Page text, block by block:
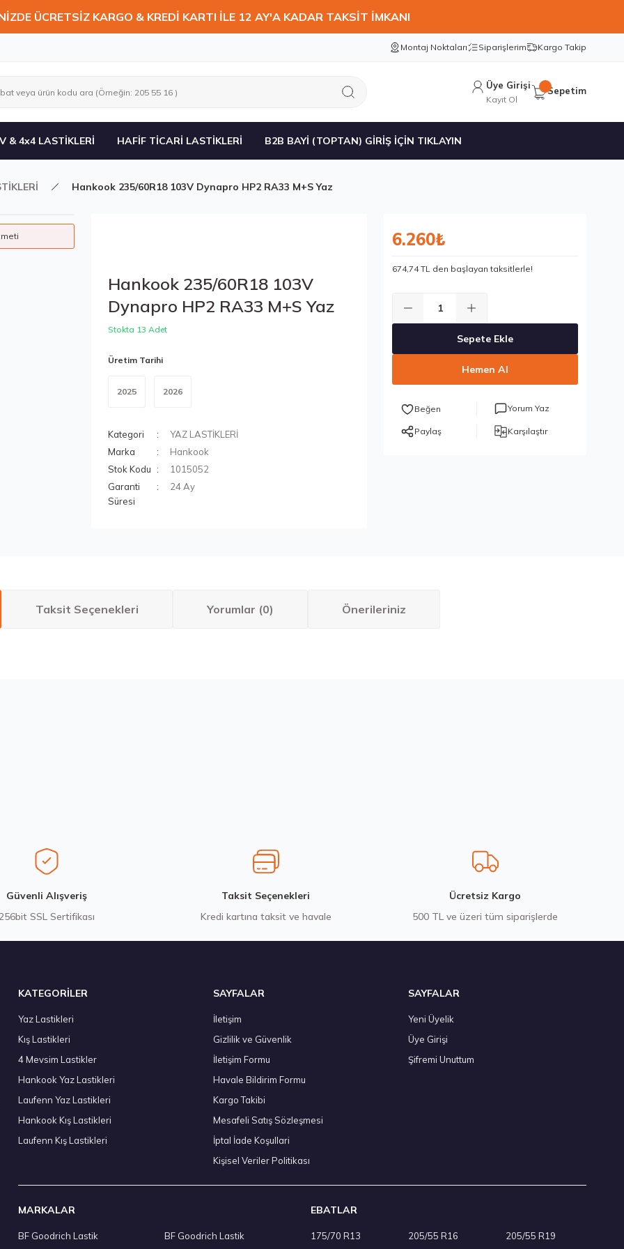
ÜCRETSİZ KARGO & KREDİ KARTI İLE 12 AY'A KADAR TAKSİT İMKANI
Montaj Noktaları Siparişlerim Kargo Takip
Üye Girişi
Kayıt Ol
Sepetim
& 4x4 LASTİKLERİ HAFİF TİCARİ LASTİKLERİ B2B BAYİ (TOPTAN) GİRİŞ İÇİN TIKLAYIN
Hankook 235/60R18 103V Dynapro HP2 RA33 M+S Yaz
Hankook 235/60R18 103V
Dynapro HP2 RA33 M+S Yaz
Stokta 13 Adet
Üretim Tarihi
2025 2026
Kategori
YAZ LASTİKLERİ
Marka
Hankook
Stok Kodu
1015052
Garanti
Süresi
24 Ay
6.260₺
674,74 TL den başlayan taksitlerle!
Sepete Ekle
Hemen Al
Yorum Yaz
Paylaş Karşılaştır
Taksit Seçenekleri Yorumlar (0) Önerileriniz
Hankook 205/55R19 97V XL Ventus evo SUV K137A Yaz 2026
7.157,15 ₺
Laufenn 215/65 R16 98H G Fit Eq+ LK41 Yaz 2026
Hankook 205/80R16 104T XL Dynapro AT M RF10 M+S Yaz 2026
6.162,20 ₺
Stokta 12 Adet
Hankook 275/35R21 103Y XL iON evo SUV IK01A Sound Absorber (Foam), EV Yaz 2026
Güvenli Alışveriş
SSL Sertifikası
Taksit Seçenekleri
Kredi kartına taksit ve havale
Ücretsiz Kargo
500 TL ve üzeri tüm siparişlerde
KATEGORİLER
Yaz Lastikleri
Kış Lastikleri
4 Mevsim Lastikler
Hankook Yaz Lastikleri
Laufenn Yaz Lastikleri
Hankook Kış Lastikleri
Laufenn Kış Lastikleri
SAYFALAR
İletişim
Gizlilik ve Güvenlik
İletişim Formu
Havale Bildirim Formu
Kargo Takibi
Mesafeli Satış Sözleşmesi
İptal İade Koşullari
Kişisel Veriler Politikası
SAYFALAR
Yeni Üyelik
Üye Girişi
Şifremi Unuttum
MARKALAR
BF Goodrich Lastik BF Goodrich Lastik
EBATLAR
175/70 R13 205/55 R16 205/55 R19